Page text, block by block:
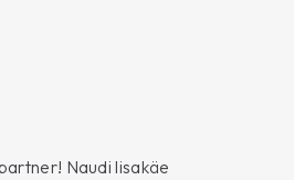
Naudi lisakäe